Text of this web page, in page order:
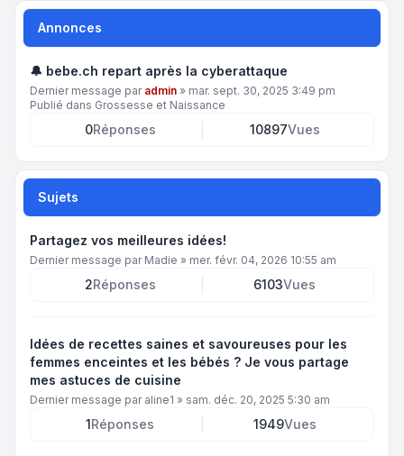
Annonces
🔔 bebe.ch repart après la cyberattaque
Dernier message par admin » mar. sept. 30, 2025 3:49 pm
Publié dans Grossesse et Naissance
0Réponses 10897Vues
Sujets
Partagez vos meilleures idées!
Dernier message par Madie » mer. févr. 04, 2026 10:55 am
2Réponses 6103Vues
Idées de recettes saines et savoureuses pour les
femmes enceintes et les bébés ? Je vous partage
mes astuces de cuisine
Dernier message par aline1 » sam. déc. 20, 2025 5:30 am
1Réponses 1949Vues